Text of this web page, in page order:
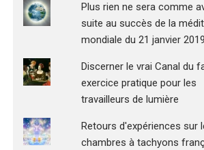
Plus rien ne sera comme
suite au succès de la
mondiale du 21 janvier
Discerner le vrai Canal du
exercice pratique pour les
travailleurs de lumière
Retours d'expériences sur
chambres à tachyons